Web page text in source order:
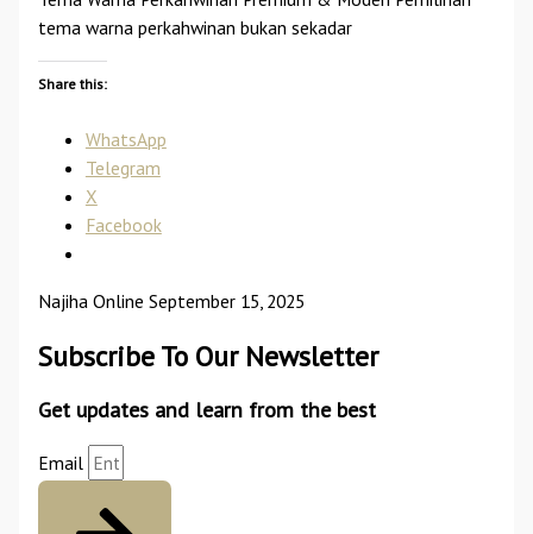
tema warna perkahwinan bukan sekadar
Share this:
WhatsApp
Telegram
X
Facebook
Najiha Online September 15, 2025
Subscribe To Our Newsletter
Get updates and learn from the best
Email